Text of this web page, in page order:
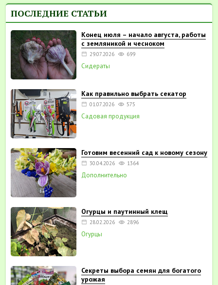
ПОСЛЕДНИЕ СТАТЬИ
Конец июля – начало августа, работы
с земляникой и чесноком
29.07.2026 699
Сидераты
Как правильно выбрать секатор
01.07.2026 575
Садовая продукция
Готовим весенний сад к новому сезону
30.04.2026 1364
Дополнительно
Огурцы и паутинный клещ
28.02.2026 2896
Огурцы
Секреты выбора семян для богатого
урожая